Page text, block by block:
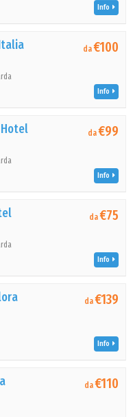
Info
da€100
Info
Hotel da€99
Info
da€75
Info
da€139
Info
da€110